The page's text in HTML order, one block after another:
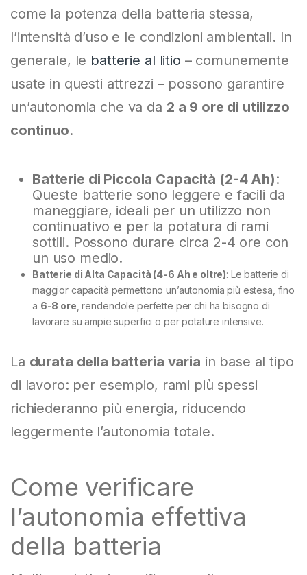
come la potenza della batteria stessa,
l’intensità d’uso e le condizioni ambientali. In
generale, le batterie al litio – comunemente
usate in questi attrezzi – possono garantire
un’autonomia che va da 2 a 9 ore di utilizzo
continuo.
Batterie di Piccola Capacità (2-4 Ah):
Queste batterie sono leggere e facili da
maneggiare, ideali per un utilizzo non
continuativo e per la potatura di rami
sottili. Possono durare circa 2-4 ore con
un uso medio.
Batterie di Alta Capacità (4-6 Ah e oltre): Le batterie di
maggior capacità permettono un’autonomia più estesa, fino
a 6-8 ore , rendendole perfette per chi ha bisogno di
lavorare su ampie superfici o per potature intensive.
La durata della batteria varia in base al tipo
di lavoro: per esempio, rami più spessi
richiederanno più energia, riducendo
leggermente l’autonomia totale.
Come verificare
l’autonomia effettiva
della batteria